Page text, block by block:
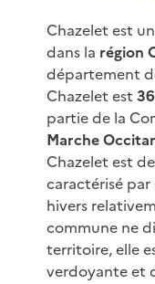
Chazelet est
dans la région
département
Chazelet est
partie de la
Marche
Chazelet est
caractérisé
hivers
commune ne
territoire, elle
verdoyante et